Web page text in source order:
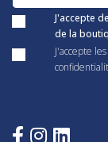
J'accepte
de la
J'accepte